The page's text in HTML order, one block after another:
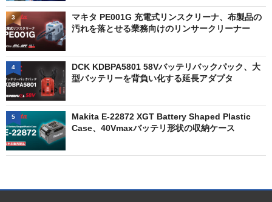
マキタ PE001G 充電式リンスクリーナ、布製品の
汚れを落とせる業務向けのリンサークリーナー
3
DCK KDBPA5801 58Vバッテリバックパック、大
型バッテリーを背負い化する延長アダプタ
4
Makita E-22872 XGT Battery Shaped Plastic
Case、40Vmaxバッテリ形状の収納ケース
5